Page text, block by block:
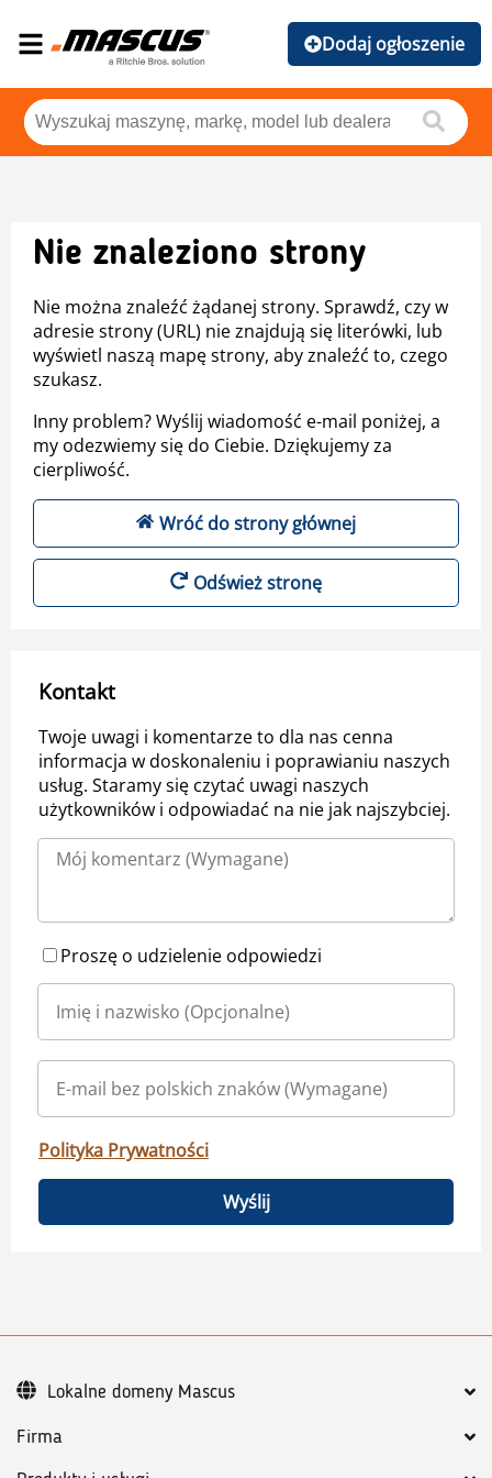
Dodaj ogłoszenie
Nie znaleziono strony
Nie można znaleźć żądanej strony. Sprawdź, czy w
adresie strony (URL) nie znajdują się literówki, lub
wyświetl naszą mapę strony, aby znaleźć to, czego
szukasz.
Inny problem? Wyślij wiadomość e-mail poniżej, a
my odezwiemy się do Ciebie. Dziękujemy za
cierpliwość.
Wróć do strony głównej
Odśwież stronę
Kontakt
Twoje uwagi i komentarze to dla nas cenna
informacja w doskonaleniu i poprawianiu naszych
usług. Staramy się czytać uwagi naszych
użytkowników i odpowiadać na nie jak najszybciej.
Proszę o udzielenie odpowiedzi
Polityka Prywatności
Wyślij
Firma
Lokalne domeny Mascus